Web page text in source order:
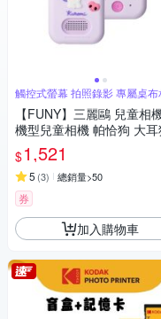
觸控式螢幕 拍照錄影 專屬桌
【FUNY】三麗鷗 兒童相
機型兒童相機 帕恰狗 大
洛米
$1,521
5 (3) 總銷量>50
券
加入購物車